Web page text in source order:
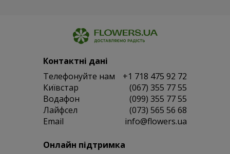
Контактні дані
Телефонуйте нам
+1 718 475 92 72
Київстар
(067) 355 77 55
Водафон
(099) 355 77 55
Лайфсел
(073) 565 56 68
Email
info@flowers.ua
Онлайн підтримка